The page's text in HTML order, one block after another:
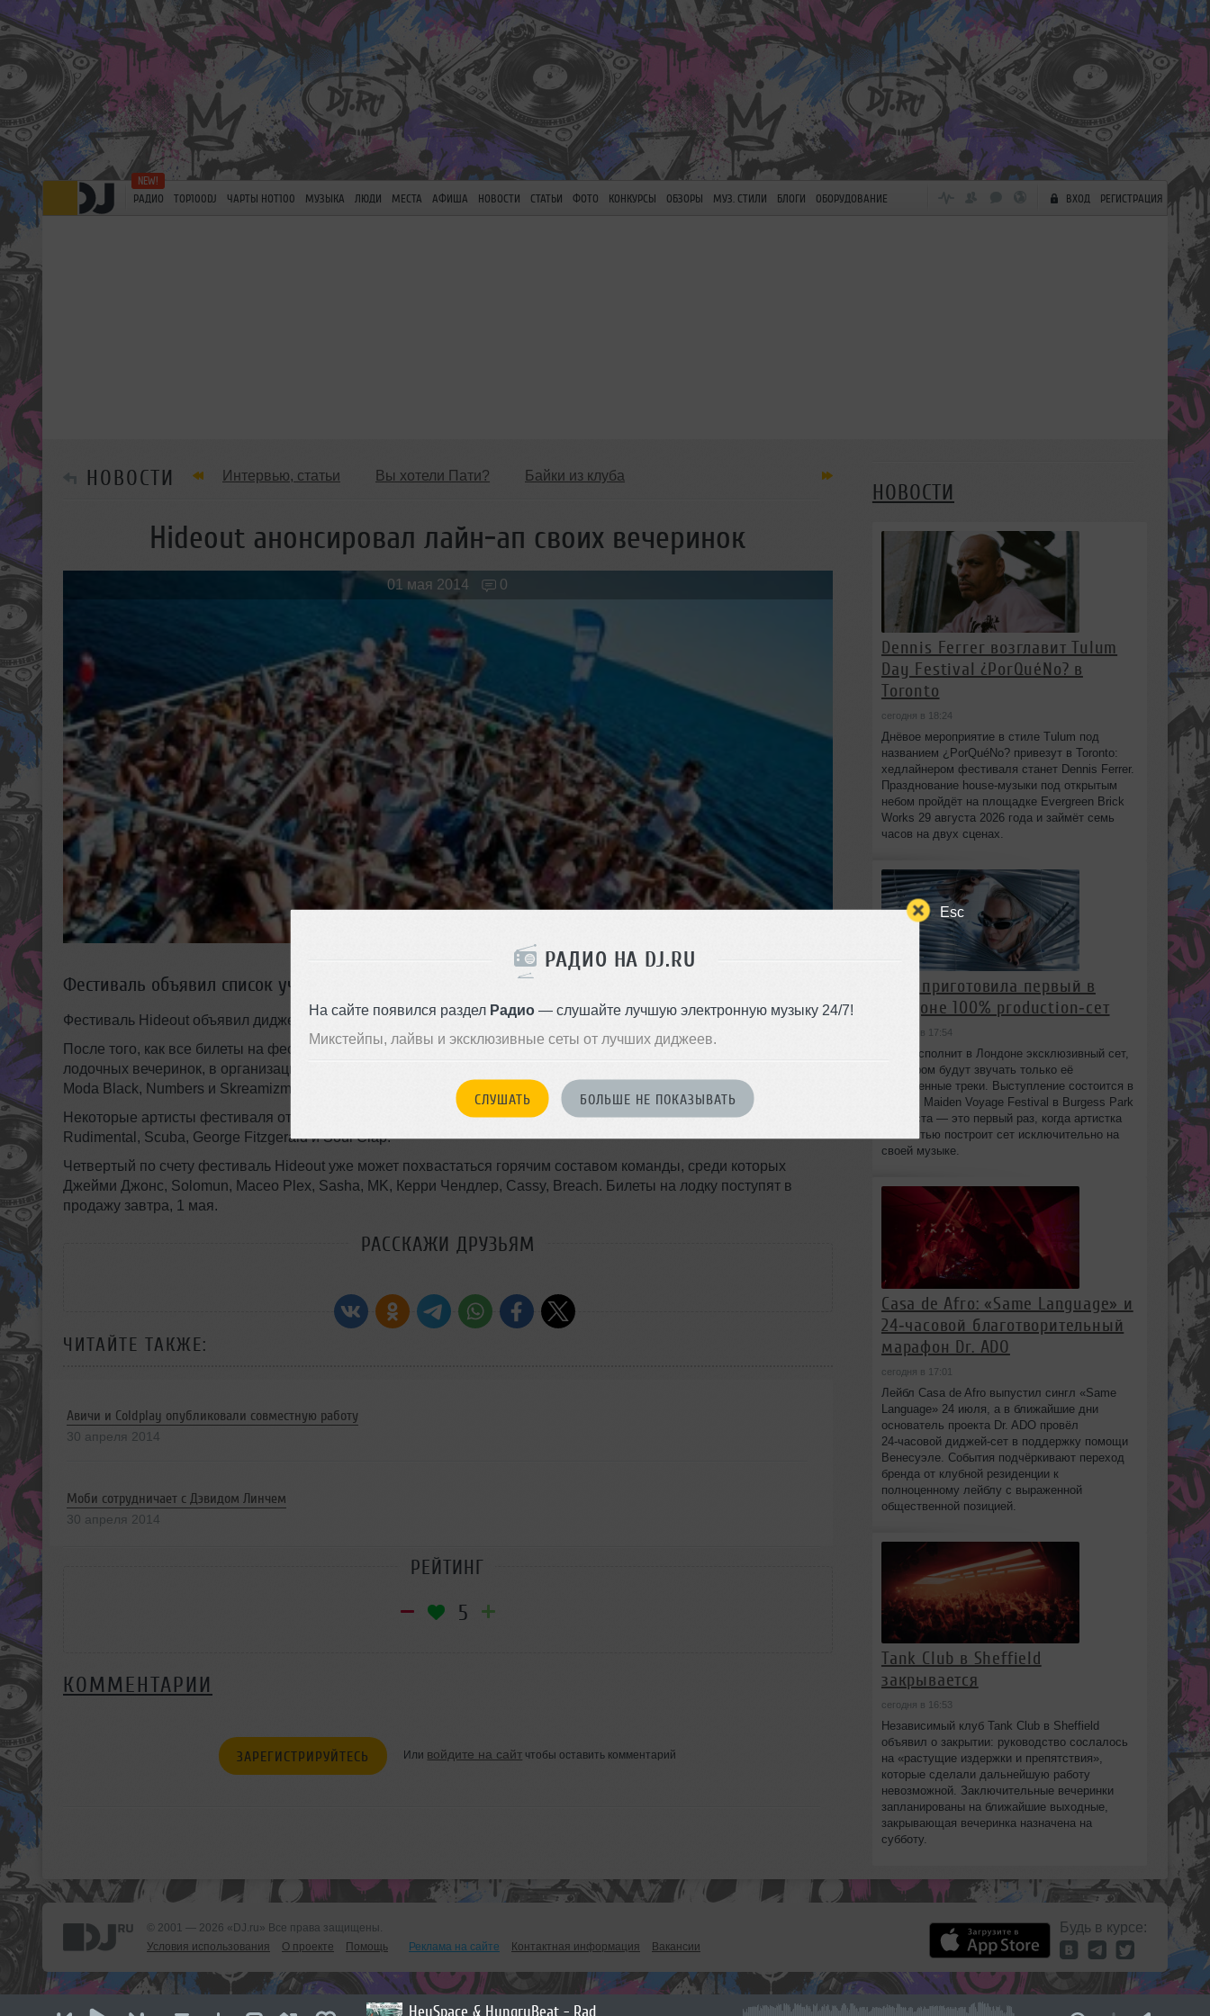
Esc
РАДИО НА DJ.RU
На сайте появился раздел Радио— слушайте лучшую электронную музыку 24/7!
Микстейпы, лайвы и эксклюзивные сеты от лучших диджеев.
СЛУШАТЬ БОЛЬШЕ НЕ ПОКАЗЫВАТЬ
РАДИО TOP100DJ ЧАРТЫ HOT100 МУЗЫКА ЛЮДИ МЕСТА АФИША НОВОСТИ СТАТЬИ ФОТО КОНКУРСЫ ОБЗОРЫ МУЗ. СТИЛИ БЛОГИ ОБОРУДОВАНИЕ ВХОД РЕГИСТРАЦИЯ
НОВОСТИ Интервью, статьи Вы хотели Пати? Байки из клуба
Мужчина & Женщина
Hideout анонсировал лайн-ап своих вечеринок
01 мая 2014 0
Фестиваль объявил список участников серии своих вечеринок на лодке.
Фестиваль Hideout объявил диджеев-капитанов для всех своих 28 вечеринок на лодке.
После того, как все билеты на фестиваль были распроданы за две недели, Hideout объявил лайн-ап серии
лодочных вечеринок, в организации которых приняли участие такие гиганты электронной музыки как Black Butter,
Moda Black, Numbers и Skreamizm.
Некоторые артисты фестиваля отыграют свои сеты в более интимной обстановке, например Disclosure,
Rudimental, Scuba, George Fitzgerald и Soul Clap.
Четвертый по счету фестиваль Hideout уже может похвастаться горячим составом команды, среди которых
Джейми Джонс, Solomun, Масео Plex, Sasha, MK, Керри Чендлер, Cassy, Breach. Билеты на лодку поступят в
продажу завтра, 1 мая.
РАССКАЖИ ДРУЗЬЯМ
ЧИТАЙТЕ ТАКЖЕ:
Авичи и Coldplay опубликовали совместную работу
30 апреля 2014
Моби сотрудничает с Дэвидом Линчем
30 апреля 2014
РЕЙТИНГ
5
КОММЕНТАРИИ
ЗАРЕГИСТРИРУЙТЕСЬ Или войдите на сайт чтобы оставить комментарий
НОВОСТИ
Dennis Ferrer возглавит Tulum
Day Festival ¿PorQuéNo? в
Toronto
сегодня в 18:24
Днёвое мероприятие в стиле Tulum под
названием ¿PorQuéNo? привезут в Toronto:
хедлайнером фестиваля станет Dennis Ferrer.
Празднование house-музыки под открытым
небом пройдёт на площадке Evergreen Brick
Works 29 августа 2026 года и займёт семь
часов на двух сценах.
HAAi приготовила первый в
Лондоне 100% production‑сет
сегодня в 17:54
HAAi исполнит в Лондоне эксклюзивный сет,
в котором будут звучать только её
собственные треки. Выступление состоится в
рамках Maiden Voyage Festival в Burgess Park
8 августа — это первый раз, когда артистка
полностью построит сет исключительно на
своей музыке.
Casa de Afro: «Same Language» и
24‑часовой благотворительный
марафон Dr. ADO
сегодня в 17:01
Лейбл Casa de Afro выпустил сингл «Same
Language» 24 июля, а в ближайшие дни
основатель проекта Dr. ADO провёл
24‑часовой диджей‑сет в поддержку помощи
Венесуэле. События подчёркивают переход
бренда от клубной резиденции к
полноценному лейблу с выраженной
общественной позицией.
Tank Club в Sheffield
закрывается
сегодня в 16:53
Независимый клуб Tank Club в Sheffield
объявил о закрытии: руководство сослалось
на «растущие издержки и препятствия»,
которые сделали дальнейшую работу
невозможной. Заключительные вечеринки
запланированы на ближайшие выходные,
закрывающая вечеринка назначена на
субботу.
© 2001 — 2026 «DJ.ru» Все права защищены.
Условия использования
О проекте Помощь Реклама на сайте Контактная информация Вакансии
Будь в курсе: